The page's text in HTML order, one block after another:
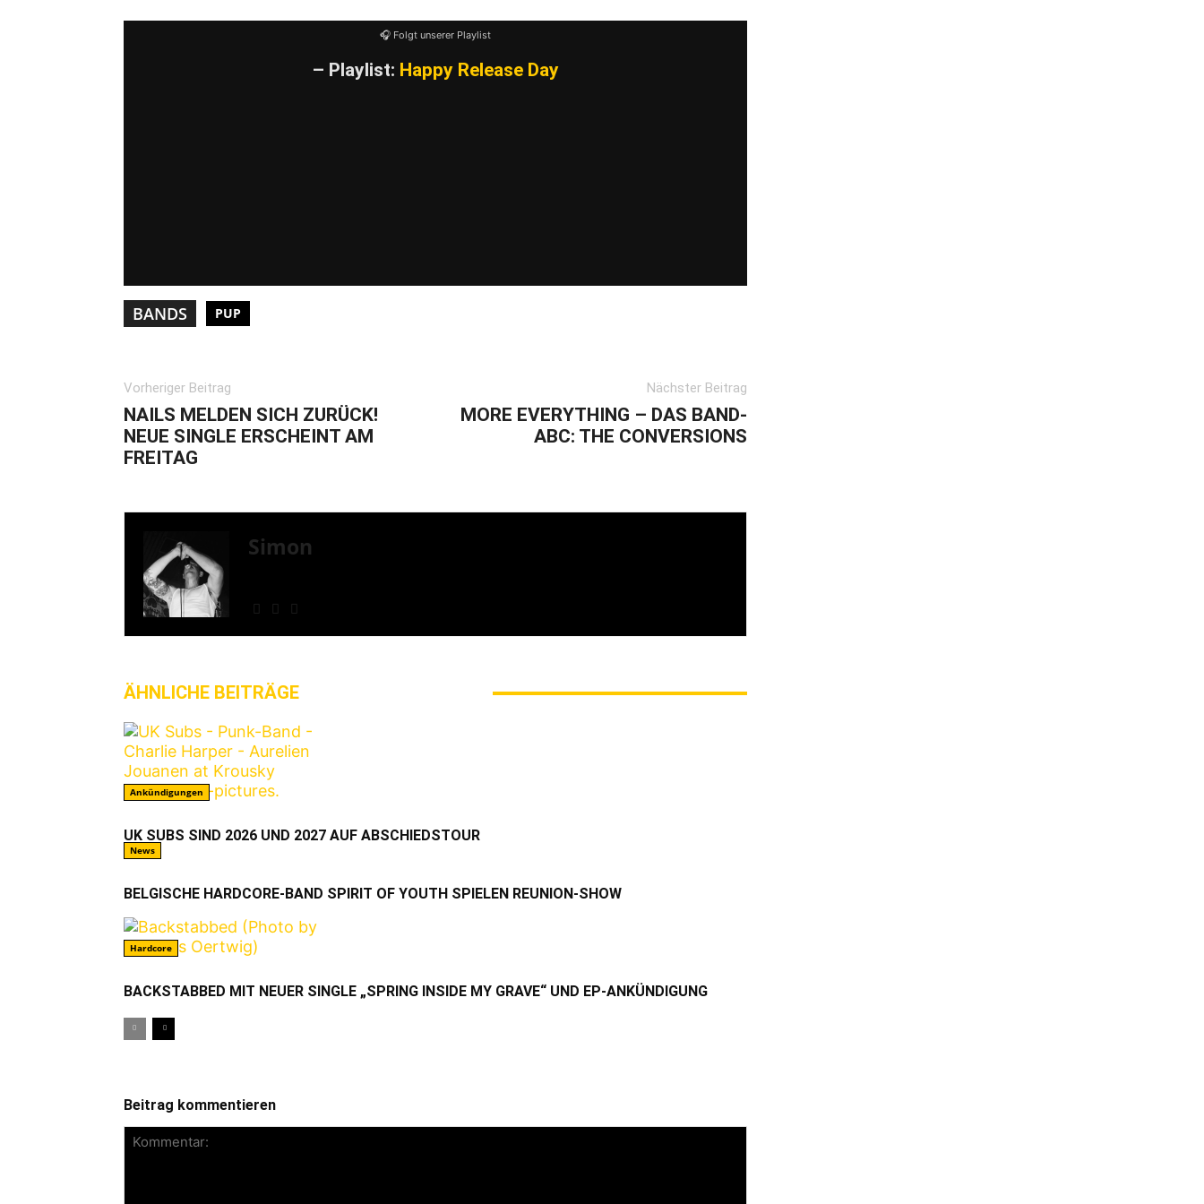
🎧 Folgt unserer Playlist
– Playlist: Happy Release Day
BANDS PUP
Vorheriger Beitrag
NAILS MELDEN SICH ZURÜCK!
NEUE SINGLE ERSCHEINT AM
FREITAG
Nächster Beitrag
MORE EVERYTHING – DAS BAND-
ABC: THE CONVERSIONS
Simon
ÄHNLICHE BEITRÄGE
Ankündigungen
UK SUBS SIND 2026 UND 2027 AUF ABSCHIEDSTOUR
News
BELGISCHE HARDCORE-BAND SPIRIT OF YOUTH SPIELEN REUNION-SHOW
Hardcore
BACKSTABBED MIT NEUER SINGLE „SPRING INSIDE MY GRAVE“ UND EP-ANKÜNDIGUNG
Beitrag kommentieren